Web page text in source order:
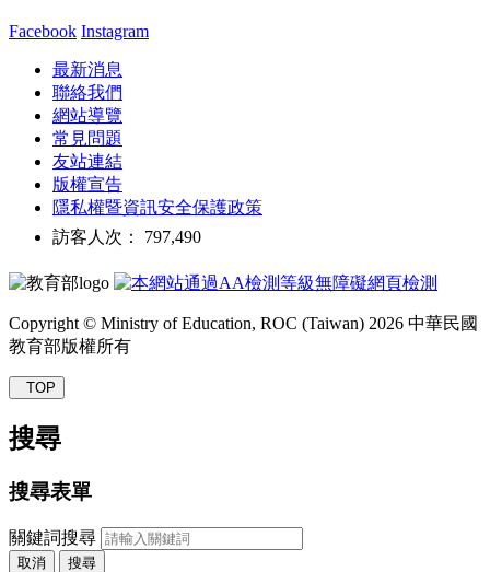
Facebook Instagram
最新消息
聯絡我們
網站導覽
常見問題
友站連結
版權宣告
隱私權暨資訊安全保護政策
訪客人次： 797,490
Copyright © Ministry of Education, ROC (Taiwan) 2026 中華民國
教育部版權所有
TOP
搜尋
搜尋表單
關鍵詞搜尋
取消 搜尋